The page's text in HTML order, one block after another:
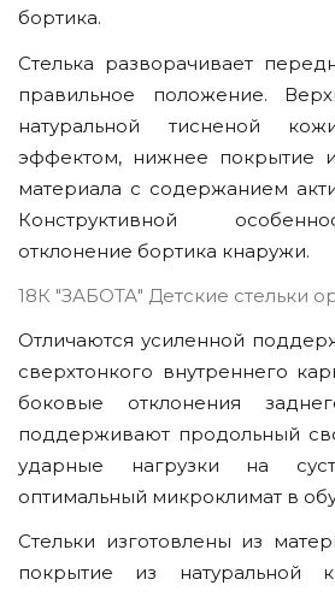
бортика.
Стелька разворачивает
правильное положение.
натуральной тисненой
эффектом, нижнее покрытие
материала с содержанием
Конструктивной
отклонение бортика кнаружи.
18К "ЗАБОТА" Детские стельки
Отличаются усиленной
сверхтонкого внутреннего
боковые отклонения
поддерживают продольный
ударные нагрузки на
оптимальный микроклимат в
Стельки изготовлены из
покрытие из натуральной